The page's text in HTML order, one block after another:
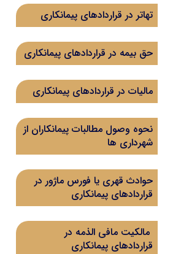
تهاتر در قراردادهای پیمانکاری
حق بیمه در قراردادهای پیمانکاری
مالیات در قراردادهای پیمانکاری
نحوه وصول مطالبات پیمانکاران از
شهرداری ها
حوادث قهری یا فورس ماژور در
قراردادهای پیمانکاری
مالکیت مافی الذمه در
قراردادهای پیمانکاری